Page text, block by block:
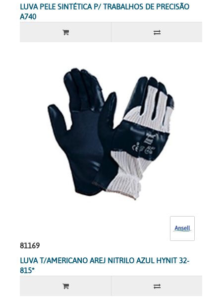
LUVA PELE SINTÉTICA P/ TRABALHOS DE PRECISÃO
A740
81169
LUVA T/AMERICANO AREJ NITRILO AZUL HYNIT 32-
815*